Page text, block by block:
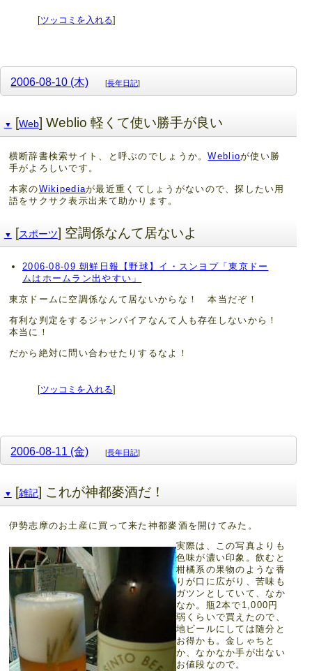
[ツッコミを入れる]
2006-08-10 (木) [長年日記]
▼ [Web] Weblio 軽くて使い勝手が良い
横断辞書検索サイト、と呼ぶのでしょうか。Weblioが使い勝
手がよろしいです。
本家のWikipediaが最近重くてしょうがないので、探したい用
語をサクサク表示出来て助かります。
▼ [スポーツ] 空調係なんて居ないよ
2006-08-09 朝鮮日報【野球】イ・スンヨプ「東京ドー
ムはホームラン出やすい」
東京ドームに空調係なんて居ないからな！ 本当だぞ！
有利な判定をするジャンパイアなんて人も存在しないから！
本当に！
だから絶対に問い合わせたりするなよ！
[ツッコミを入れる]
2006-08-11 (金) [長年日記]
▼ [雑記] これが神都麥酒だ！
伊勢志摩のお土産に買って来た神都麥酒を開けてみた。
実際は、この写真よりも
色味が濃い印象。飲むと
柑橘系の果物のような香
りが口に広がり、苦味も
ガツンとしていて、なか
なか。瓶2本で1,000円
弱くらいで買えたので、
地ビールにしては随分と
お得かも。金しゃちと
か、なかなか手が出ない
お値段なので。